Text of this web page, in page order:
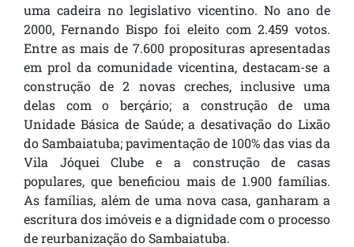
uma cadeira no legislativo vicentino. No ano de
2000, Fernando Bispo foi eleito com 2.459 votos.
Entre as mais de 7.600 proposituras apresentadas
em prol da comunidade vicentina, destacam-se a
construção de 2 novas creches, inclusive uma
delas com o berçário; a construção de uma
Unidade Básica de Saúde; a desativação do Lixão
do Sambaiatuba; pavimentação de 100% das vias da
Vila Jóquei Clube e a construção de casas
populares, que beneficiou mais de 1.900 famílias.
As famílias, além de uma nova casa, ganharam a
escritura dos imóveis e a dignidade com o processo
de reurbanização do Sambaiatuba.